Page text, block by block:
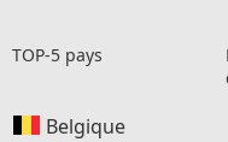
TOP-5 pays
Belgique